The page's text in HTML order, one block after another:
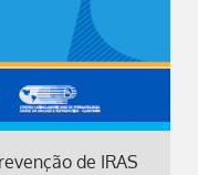
de IRAS